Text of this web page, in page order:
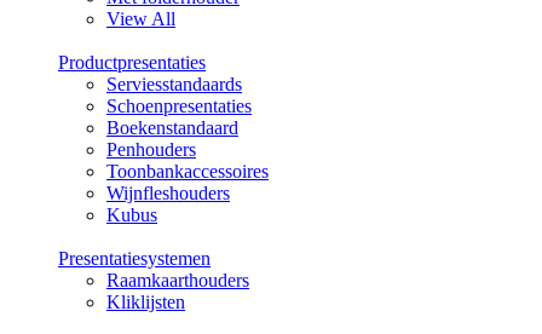
View All
Productpresentaties
Serviesstandaards
Schoenpresentaties
Boekenstandaard
Penhouders
Toonbankaccessoires
Wijnfleshouders
Kubus
Presentatiesystemen
Raamkaarthouders
Kliklijsten